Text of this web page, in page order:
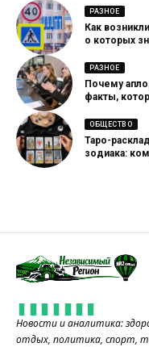
РАЗНОЕ
Как
о которых
РАЗНОЕ
Почему
факты,
ОБЩЕСТВО
Таро-
зодиака:
Новости и аналитика:
отдых, политика, спорт,